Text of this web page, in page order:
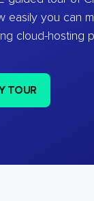
easily you can
cloud-hosting
TOUR